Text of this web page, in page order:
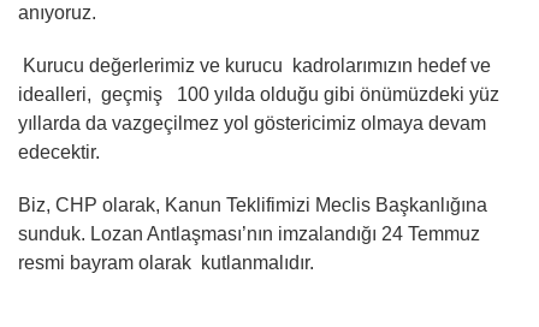
anıyoruz.
Kurucu değerlerimiz ve kurucu kadrolarımızın hedef ve
idealleri, geçmiş 100 yılda olduğu gibi önümüzdeki yüz
yıllarda da vazgeçilmez yol göstericimiz olmaya devam
edecektir.
Biz, CHP olarak, Kanun Teklifimizi Meclis Başkanlığına
sunduk. Lozan Antlaşması’nın imzalandığı 24 Temmuz
resmi bayram olarak kutlanmalıdır.